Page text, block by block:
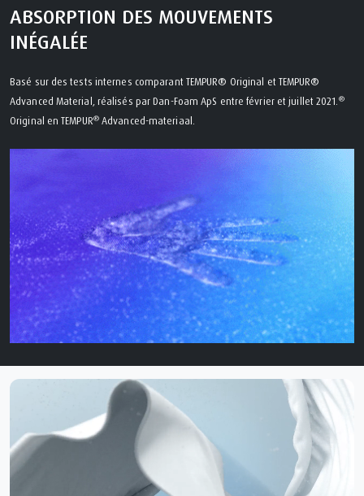
ABSORPTION DES MOUVEMENTS
INÉGALÉE
Basé sur des tests internes comparant TEMPUR® Original et TEMPUR®
Advanced Material, réalisés par Dan-Foam ApS entre février et juillet 2021.®
Original en TEMPUR®Advanced-materiaal.